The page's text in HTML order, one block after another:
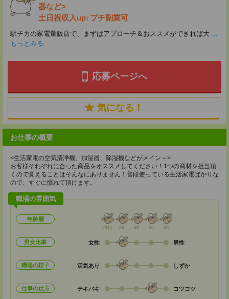
器など>
土日祝収入up↑プチ副業可
駅チカの家電量販店で、まずはアプローチ＆おススメができれば大 ...
もっとみる
応募ページへ
気になる！
お仕事の概要
<生活家電の空気清浄機、加湿器、除湿機などがメイン～>
お客様それぞれに合った商品をオススメしてください！1つの商材を担当頂
くので覚えることはそんなにありません！普段使っている生活家電ばかりな
ので、すぐに慣れて頂けます。
職場の雰囲気
年齢層
20代 30 40 50 60
男女比率 女性 男性
職場の様子 活気あり しずか
仕事の仕方 テキパキ コツコツ